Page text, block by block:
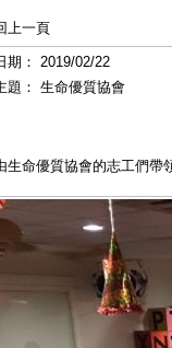
上一頁
期：
2019/02/22
題： 生命優質協會
生命優質協會的志工們帶